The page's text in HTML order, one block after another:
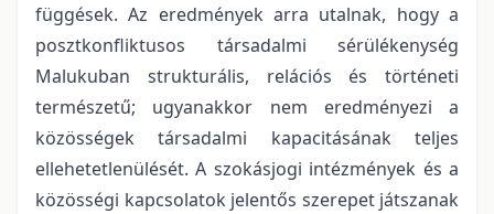
függések. Az eredmények arra utalnak, hogy a
posztkonfliktusos társadalmi sérülékenység
Malukuban strukturális, relációs és történeti
természetű; ugyanakkor nem eredményezi a
közösségek társadalmi kapacitásának teljes
ellehetetlenülését. A szokásjogi intézmények és a
közösségi kapcsolatok jelentős szerepet játszanak